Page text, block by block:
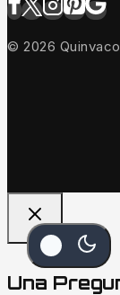
© 2026
Una